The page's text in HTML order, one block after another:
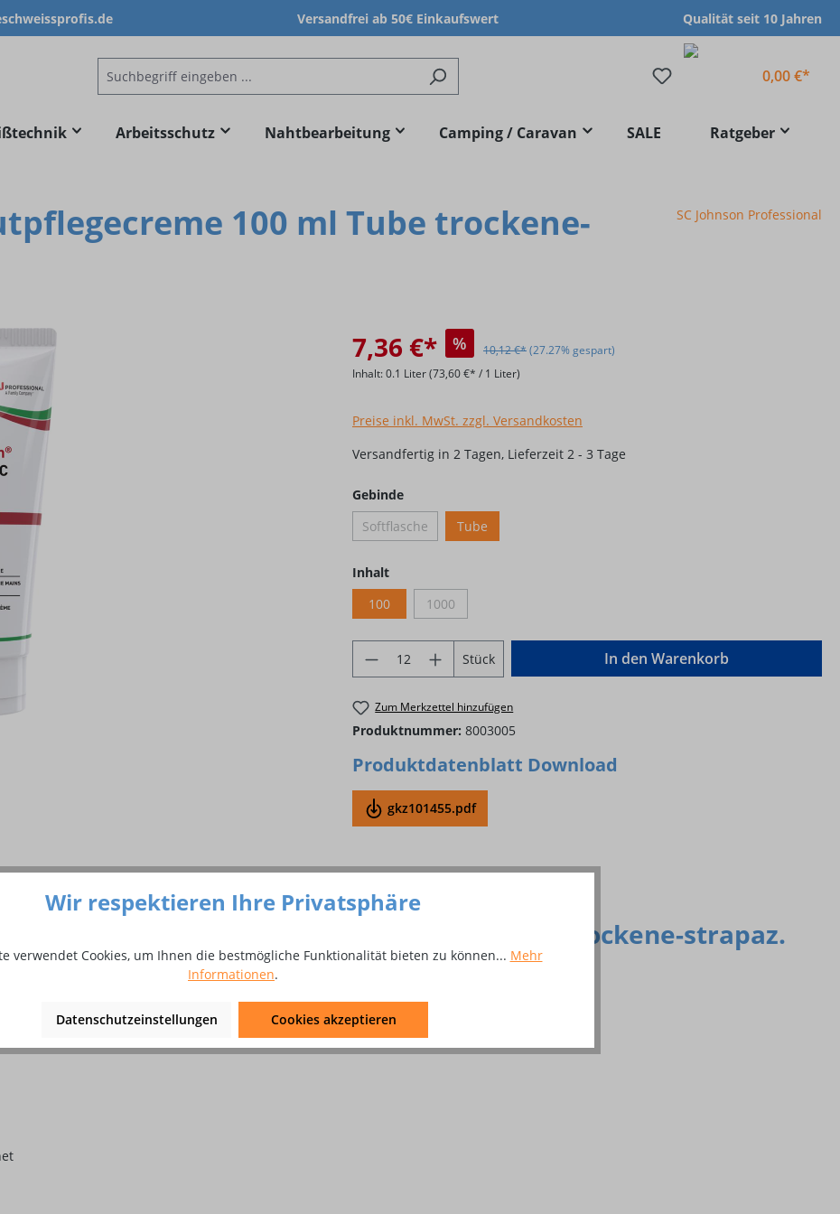
Versandfrei ab 50€ Einkaufswert Qualität seit 10 Jahren
0,00 €*
Arbeitsschutz Nahtbearbeitung Camping / Caravan SALE Ratgeber
100 ml Tube trockene-
SC Johnson Professional
7,36 €* % 10,12 €*(27.27% gespart)
Inhalt:0.1 Liter(73,60 €* / 1 Liter)
Preise inkl. MwSt. zzgl. Versandkosten
Versandfertig in 2 Tagen, Lieferzeit 2 - 3 Tage
Gebindeauswählen
Softflasche(Diese Option ist zurzeit nicht verfügbar.)
Tube
Inhaltauswählen
100
1000(Diese Option ist zurzeit nicht verfügbar.)
Produkt Anzahl: Gib den gewünschten Wert
Stück In den Warenkorb
Zum Merkzettel hinzufügen
Produktnummer: 8003005
Produktdatenblatt Download
gkz101455.pdf
Classic Hautpflegecreme 100 ml Tube trockene-strapaz.
Wir respektieren Ihre Privatsphäre
verwendet Cookies, um Ihnen die bestmögliche Funktionalität bieten zu können... Mehr
Informationen.
Datenschutzeinstellungen Cookies akzeptieren